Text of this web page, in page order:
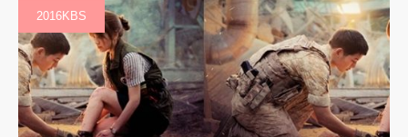
2016KBS